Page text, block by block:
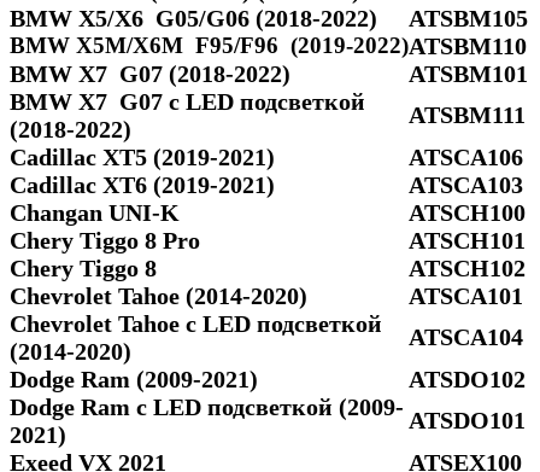
BMW X5/Х6 G05/G06 (2018-2022)
ATSBM105
BMW X5M/X6M F95/F96 (2019-2022)ATSBM110
BMW X7 G07 (2018-2022)
ATSBM101
BMW X7 G07 с LED подсветкой
(2018-2022)
ATSBM111
Cadillac XT5 (2019-2021)
ATSCA106
Cadillac XT6 (2019-2021)
ATSCA103
Changan UNI-K
ATSCH100
Chery Tiggo 8 Pro
ATSCH101
Chery Tiggo 8
ATSCH102
Chevrolet Tahoe (2014-2020)
ATSCA101
Chevrolet Tahoe с LED подсветкой
(2014-2020)
ATSCA104
Dodge Ram (2009-2021)
ATSDO102
Dodge Ram c LED подсветкой (2009-
2021)
ATSDO101
Exeed VX 2021
ATSEX100